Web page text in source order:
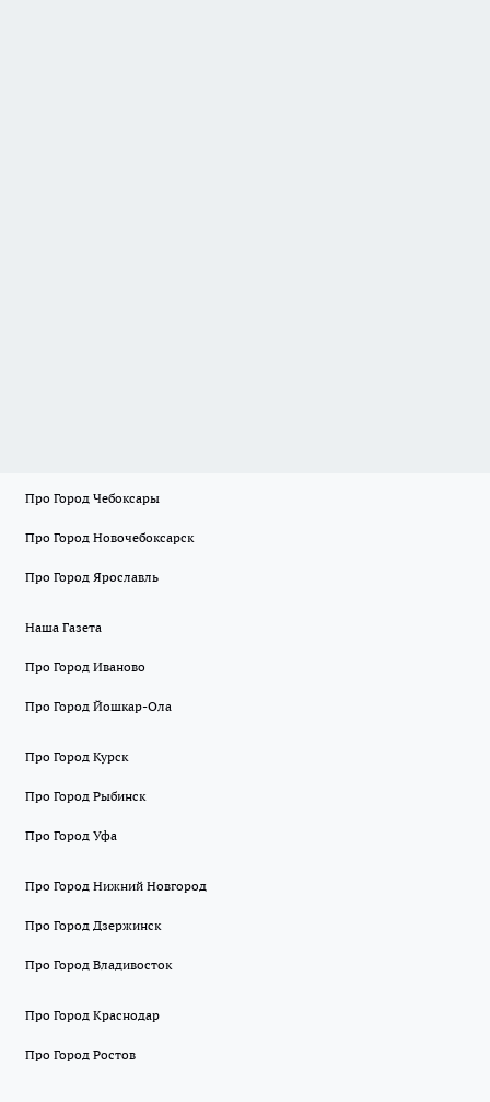
Про Город Чебоксары
Про Город Новочебоксарск
Про Город Ярославль
Наша Газета
Про Город Иваново
Про Город Йошкар-Ола
Про Город Курск
Про Город Рыбинск
Про Город Уфа
Про Город Нижний Новгород
Про Город Дзержинск
Про Город Владивосток
Про Город Краснодар
Про Город Ростов